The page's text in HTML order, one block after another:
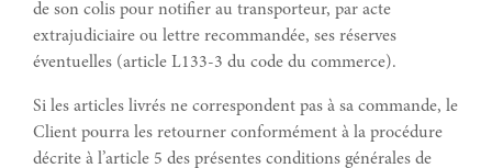
de son colis pour notifier au transporteur, par acte
extrajudiciaire ou lettre recommandée, ses réserves
éventuelles (article L133-3 du code du commerce).
Si les articles livrés ne correspondent pas à sa commande, le
Client pourra les retourner conformément à la procédure
décrite à l’article 5 des présentes conditions générales de